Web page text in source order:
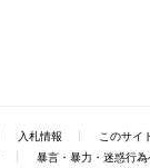
入札情報
このサイ
暴言・暴力・迷惑行